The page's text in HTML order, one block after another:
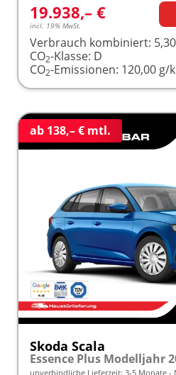
19.938,– €
incl. 19% MwSt.
Verbrauch kombiniert:
CO2-Klasse: D
CO2-Emissionen: 120,00 g/
ab 138,– € mtl.
Skoda Scala
unverbindliche Lieferzeit: 3-5 Monate